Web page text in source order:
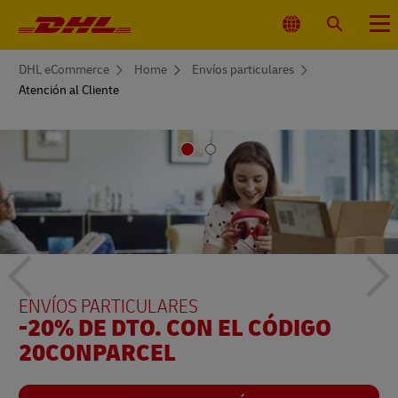
principal
Seleccionar
ubicación
BuscarMenú
You
here
DHL eCommerce Home
Envíos particulares
Atención al Cliente
Texto
del
del
ENVÍOS PARTICULARES
-20% DE DTO. CON EL CÓDIGO
20CONPARCEL
ATENCIÓN AL CLIENTE DE DHL ECOMMERCE
¿EN QUÉ PODEMOS AYUDARTE?